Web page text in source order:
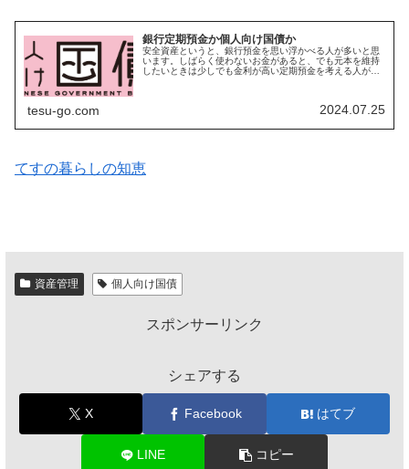
銀行定期預金か個人向け国債か
安全資産というと、銀行預金を思い浮かべる人が多いと思
います。しばらく使わないお金があると、でも元本を維持
したいときは少しでも金利が高い定期預金を考える人が多
tesu-go.com 2024.07.25
てすの暮らしの知恵
資産管理 個人向け国債
スポンサーリンク
シェアする
X Facebook はてブ
LINE コピー